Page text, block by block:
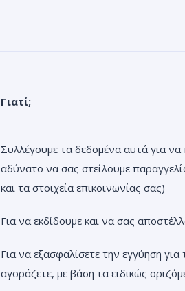
Γιατί;
Συλλέγουμε τα δεδομένα αυτά για
αδύνατο να σας στείλουμε
και τα στοιχεία επικοινωνίας σας)
Για να εκδίδουμε και να σας
Για να εξασφαλίσετε την εγγύηση
αγοράζετε, με βάση τα ειδικώς